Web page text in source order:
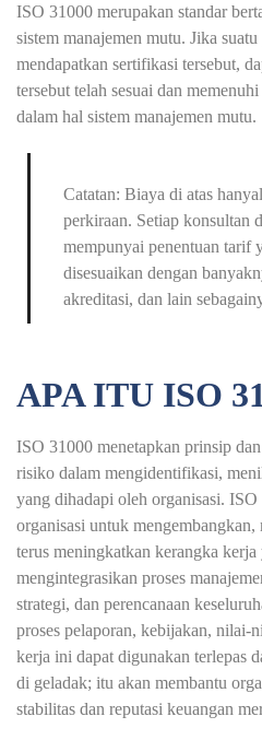
ISO 31000 merupakan standar
sistem manajemen mutu. Jika
mendapatkan sertifikasi tersebut,
tersebut telah sesuai dan
dalam hal sistem manajemen mutu.
Catatan: Biaya di atas
perkiraan. Setiap konsultan
mempunyai penentuan tarif
disesuaikan dengan
akreditasi, dan lain
APA ITU ISO
ISO 31000 menetapkan prinsip
risiko dalam mengidentifikasi,
yang dihadapi oleh organisasi.
organisasi untuk
terus meningkatkan kerangka
mengintegrasikan proses
strategi, dan perencanaan
proses pelaporan, kebijakan, nilai-
kerja ini dapat digunakan terlepas
di geladak; itu akan membantu
stabilitas dan reputasi keuangan